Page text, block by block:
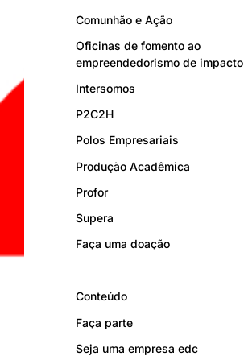
Comunhão e Ação
Oficinas de fomento ao
empreendedorismo de impacto
Intersomos
P2C2H
Polos Empresariais
Produção Acadêmica
Profor
Supera
Faça uma doação
Conteúdo
Faça parte
Seja uma empresa edc